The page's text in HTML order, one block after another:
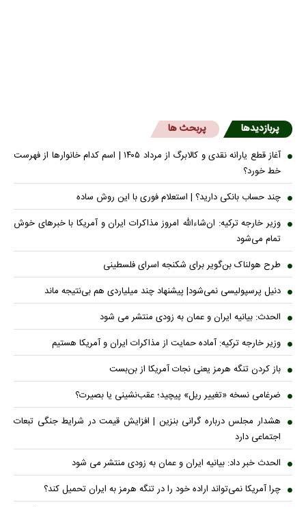
پربازدیدها پربحث ها
آغاز قطع یارانه نقدی و کالابرگ از مرداد ۱۴۰۵ | اسم کدام خانوار‌ها از فهرست
خط خورد؟
چند حساب بانکی دارید؟ | استعلام فوری با این روش ساده
وزیر خارجه ترکیه: ان‌شاءالله امروز مذاکرات ایران و آمریکا با خبرهای خوش
تمام می‌شود
طرح هولناک بن‌گویر برای شکنجه اسرای فلسطینی
دنیل پرسپولیسی نمی‌شود| پیشنهاد چند میلیاردی هم بی‌نتیجه ماند
الحدث: بیانیه ایران و عمان به زودی منتشر می شود
وزیر خارجه ترکیه: آماده حمایت از مذاکرات ایران و آمریکا هستیم
باز کردن تنگه هرمز یعنی نجات آمریکا از بن‌بست
ضرغامی نسخه «تغییر ریل» پیچید؛ عقب‌نشینی یا بصیرت؟
هشدار مجلس درباره گرانی بنزین | افزایش قیمت در شرایط جنگی تبعات
اجتماعی دارد
الحدث خبر داد: بیانیه ایران و عمان به زودی منتشر می شود
چرا آمریکا نمی‌تواند اراده خود را در تنگه هرمز به ایران تحمیل کند؟